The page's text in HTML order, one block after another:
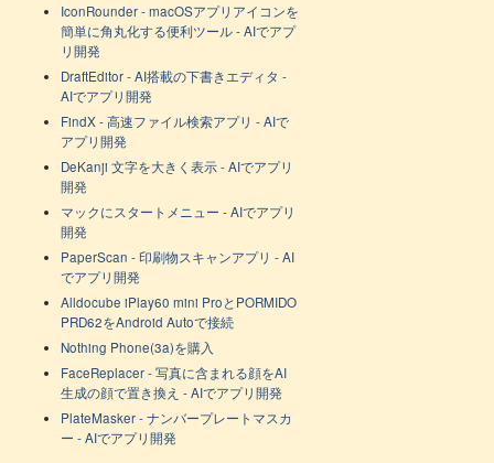
IconRounder - macOSアプリアイコンを
簡単に角丸化する便利ツール - AIでアプ
リ開発
DraftEditor - AI搭載の下書きエディタ -
AIでアプリ開発
FindX - 高速ファイル検索アプリ - AIで
アプリ開発
DeKanji 文字を大きく表示 - AIでアプリ
開発
マックにスタートメニュー - AIでアプリ
開発
PaperScan - 印刷物スキャンアプリ - AI
でアプリ開発
Alldocube iPlay60 mini ProとPORMIDO
PRD62をAndroid Autoで接続
Nothing Phone(3a)を購入
FaceReplacer - 写真に含まれる顔をAI
生成の顔で置き換え - AIでアプリ開発
PlateMasker - ナンバープレートマスカ
ー - AIでアプリ開発